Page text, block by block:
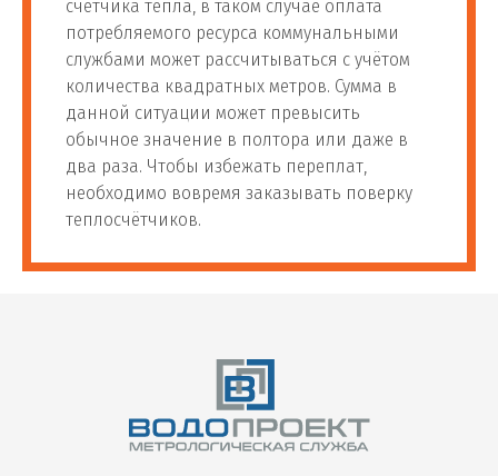
счётчика тепла, в таком случае оплата
потребляемого ресурса коммунальными
службами может рассчитываться с учётом
количества квадратных метров. Сумма в
данной ситуации может превысить
обычное значение в полтора или даже в
два раза. Чтобы избежать переплат,
необходимо вовремя заказывать поверку
теплосчётчиков.